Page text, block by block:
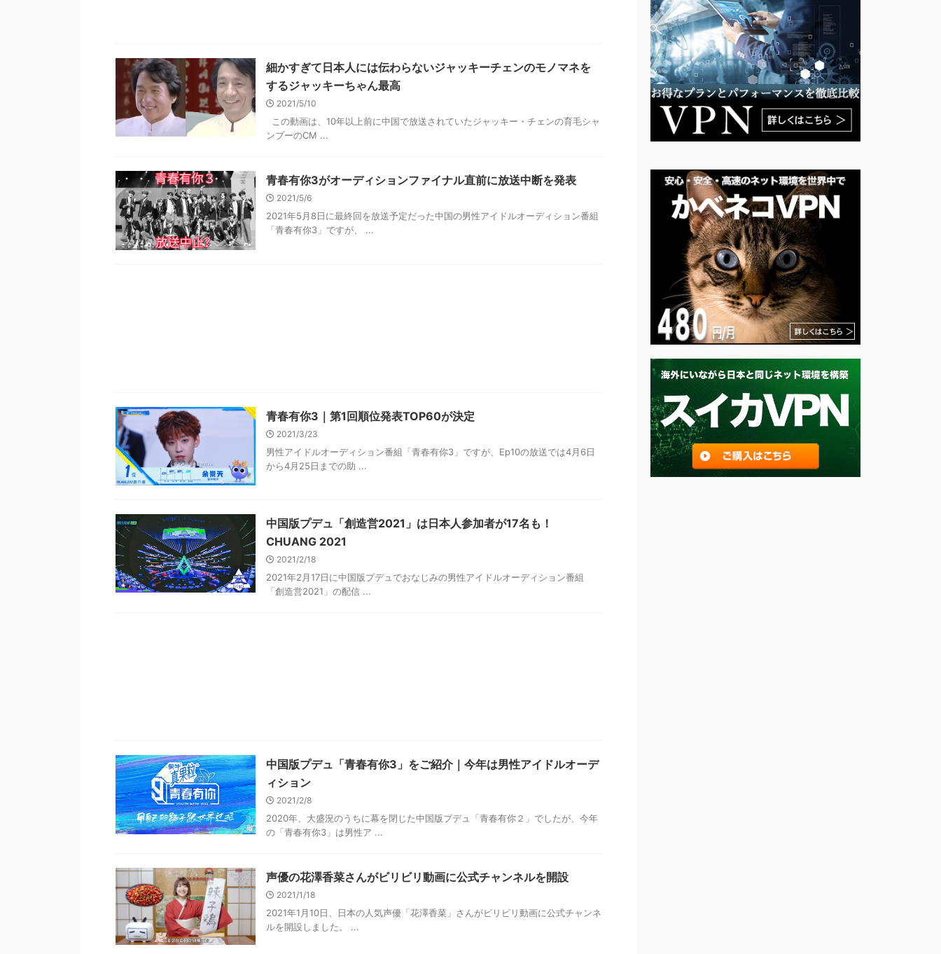
細かすぎて日本人には伝わらないジャッキーチェンのモノマネを
するジャッキーちゃん最高
2021/5/10
この動画は、10年以上前に中国で放送されていたジャッキー・チェンの育毛シャ
ンプーのCM ...
青春有你3がオーディションファイナル直前に放送中断を発表
2021/5/6
2021年5月8日に最終回を放送予定だった中国の男性アイドルオーディション番組
「青春有你3」ですが、 ...
青春有你3｜第1回順位発表TOP60が決定
2021/3/23
男性アイドルオーディション番組「青春有你3」ですが、Ep10の放送では4月6日
から4月25日までの助 ...
中国版プデュ「創造営2021」は日本人参加者が17名も！
CHUANG 2021
2021/2/18
2021年2月17日に中国版プデュでおなじみの男性アイドルオーディション番組
「創造営2021」の配信 ...
中国版プデュ「青春有你3」をご紹介｜今年は男性アイドルオーデ
ィション
2021/2/8
2020年、大盛況のうちに幕を閉じた中国版プデュ「青春有你２」でしたが、今年
の「青春有你3」は男性ア ...
声優の花澤香菜さんがビリビリ動画に公式チャンネルを開設
2021/1/18
2021年1月10日、日本の人気声優「花澤香菜」さんがビリビリ動画に公式チャンネ
ルを開設しました。 ...